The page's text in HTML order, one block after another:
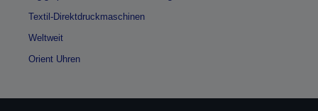
Textil-Direktdruckmaschinen
Weltweit
Orient Uhren